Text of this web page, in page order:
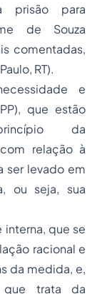
prisão para
de Souza
comentadas,
RT).
e
que estão
da
relação à
ser levado em
ou seja, sua
interna, que se
racional e
da medida, e,
que trata da